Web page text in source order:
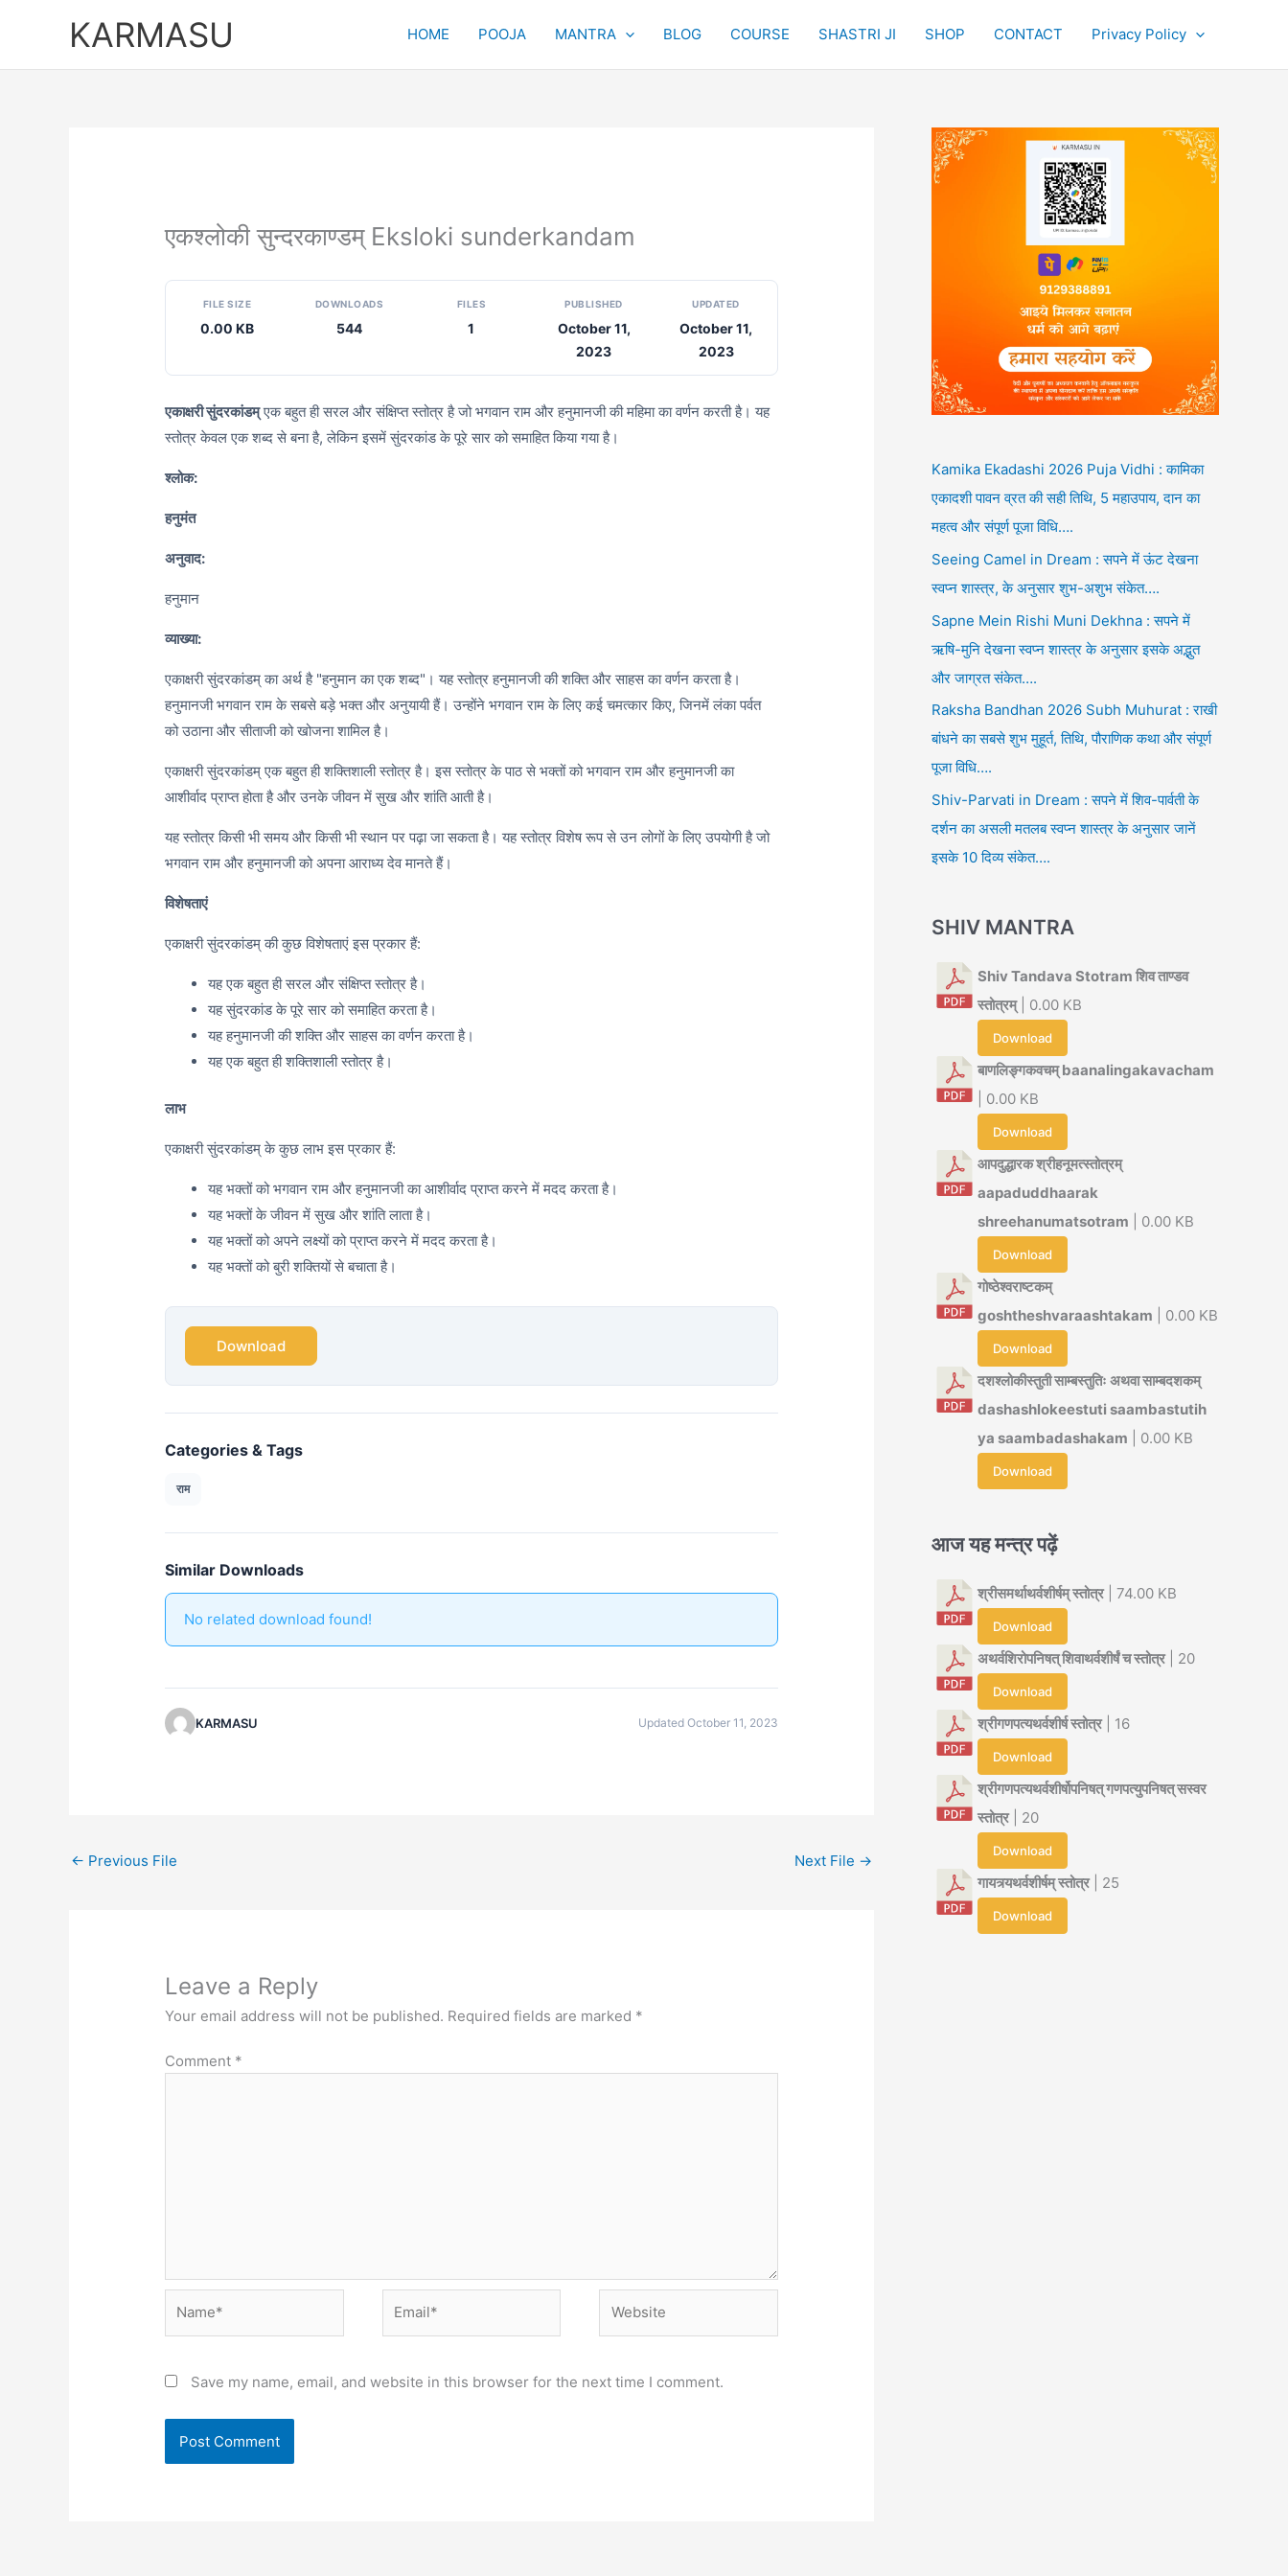
KARMASU HOME POOJA MANTRA BLOG COURSE SHASTRI JI SHOP CONTACT Privacy Policy
एकश्लोकी सुन्दरकाण्डम् Eksloki sunderkandam
FILE SIZE
0.00 KB
DOWNLOADS
544
FILES
1
PUBLISHED
October 11,
2023
UPDATED
October 11,
2023
एकाक्षरी सुंदरकांडम्एक बहुत ही सरल और संक्षिप्त स्तोत्र है जो भगवान राम और हनुमानजी की महिमा का वर्णन करती है। यह
स्तोत्र केवल एक शब्द से बना है, लेकिन इसमें सुंदरकांड के पूरे सार को समाहित किया गया है।
श्लोक:
हनुमंत
अनुवाद:
हनुमान
व्याख्या:
एकाक्षरी सुंदरकांडम् का अर्थ है "हनुमान का एक शब्द"। यह स्तोत्र हनुमानजी की शक्ति और साहस का वर्णन करता है।
हनुमानजी भगवान राम के सबसे बड़े भक्त और अनुयायी हैं। उन्होंने भगवान राम के लिए कई चमत्कार किए, जिनमें लंका पर्वत
को उठाना और सीताजी को खोजना शामिल है।
एकाक्षरी सुंदरकांडम् एक बहुत ही शक्तिशाली स्तोत्र है। इस स्तोत्र के पाठ से भक्तों को भगवान राम और हनुमानजी का
आशीर्वाद प्राप्त होता है और उनके जीवन में सुख और शांति आती है।
यह स्तोत्र किसी भी समय और किसी भी स्थान पर पढ़ा जा सकता है। यह स्तोत्र विशेष रूप से उन लोगों के लिए उपयोगी है जो
भगवान राम और हनुमानजी को अपना आराध्य देव मानते हैं।
विशेषताएं
एकाक्षरी सुंदरकांडम् की कुछ विशेषताएं इस प्रकार हैं:
यह एक बहुत ही सरल और संक्षिप्त स्तोत्र है।
यह सुंदरकांड के पूरे सार को समाहित करता है।
यह हनुमानजी की शक्ति और साहस का वर्णन करता है।
यह एक बहुत ही शक्तिशाली स्तोत्र है।
लाभ
एकाक्षरी सुंदरकांडम् के कुछ लाभ इस प्रकार हैं:
यह भक्तों को भगवान राम और हनुमानजी का आशीर्वाद प्राप्त करने में मदद करता है।
यह भक्तों के जीवन में सुख और शांति लाता है।
यह भक्तों को अपने लक्ष्यों को प्राप्त करने में मदद करता है।
यह भक्तों को बुरी शक्तियों से बचाता है।
Download
Categories & Tags
राम
Similar Downloads
No related download found!
KARMASU Updated October 11, 2023
← Previous File Next File →
Leave a Reply
Your email address will not be published. Required fields are marked *
Comment *
Save my name, email, and website in this browser for the next time I comment.
Kamika Ekadashi 2026 Puja Vidhi : कामिका
एकादशी पावन व्रत की सही तिथि, 5 महाउपाय, दान का
महत्व और संपूर्ण पूजा विधि….
Seeing Camel in Dream : सपने में ऊंट देखना
स्वप्न शास्त्र, के अनुसार शुभ-अशुभ संकेत….
Sapne Mein Rishi Muni Dekhna : सपने में
ऋषि-मुनि देखना स्वप्न शास्त्र के अनुसार इसके अद्भुत
और जाग्रत संकेत….
Raksha Bandhan 2026 Subh Muhurat : राखी
बांधने का सबसे शुभ मुहूर्त, तिथि, पौराणिक कथा और संपूर्ण
पूजा विधि….
Shiv-Parvati in Dream : सपने में शिव-पार्वती के
दर्शन का असली मतलब स्वप्न शास्त्र के अनुसार जानें
इसके 10 दिव्य संकेत….
SHIV MANTRA
Shiv Tandava Stotram शिव ताण्डव
स्तोत्रम्| 0.00 KB
Download
बाणलिङ्गकवचम् baanalingakavacham
| 0.00 KB
Download
आपदुद्धारक श्रीहनूमत्स्तोत्रम्
aapaduddhaarak
shreehanumatsotram | 0.00 KB
Download
गोष्ठेश्वराष्टकम्
goshtheshvaraashtakam | 0.00 KB
Download
दशश्लोकीस्तुती साम्बस्तुतिः अथवा साम्बदशकम्
dashashlokeestuti saambastutih
ya saambadashakam | 0.00 KB
Download
आज यह मन्त्र पढ़ें
श्रीसमर्थाथर्वशीर्षम् स्तोत्र| 74.00 KB
Download
अथर्वशिरोपनिषत् शिवाथर्वशीर्षं च स्तोत्र| 20
Download
श्रीगणपत्यथर्वशीर्ष स्तोत्र| 16
Download
श्रीगणपत्यथर्वशीर्षोपनिषत् गणपत्युपनिषत् सस्वर
स्तोत्र| 20
Download
गायत्र्यथर्वशीर्षम् स्तोत्र| 25
Download